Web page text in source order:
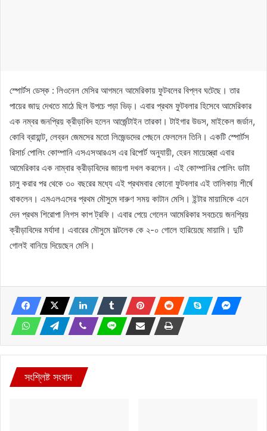
স্পোর্টস ডেস্ক : লিওনেল মেসির আগমনে আমেরিকায় ফুটবলের বিপ্লব ঘটেছে। তার
পায়ের জাদু দেখতে মাঠে ছিল উপচে পড়া ভিড়। এবার প্রথম ফুটবলার হিসেবে আমেরিকার
এক নম্বর জনপ্রিয় ক্রীড়াবিদ হলেন আর্জেন্টাইন তারকা। টাইগার উডস, মাইকেল জর্ডান,
কোবি ব্রায়ান্ট, লেব্রন জেমসের মতো লিজেন্ডদের পেছনে ফেললেন তিনি। একটি স্পোর্টস
রিসার্চ পোলিং কোম্পানি এসএসআরএস এর রিপোর্ট অনুযায়ী, হেরন মায়েস্ত্রো এবার
আমেরিকার এক নাম্বার ক্রীড়াবিদের জায়গা দখল করলেন। এই কোম্পানির পোলিং ডাটা
চালু করার পর থেকে ৩০ বছরের মধ্যে এই প্রথমবার কোনো ফুটবলার এই তালিকায় শীর্ষে
থাকলেন। এমএলএসের প্রথম মৌসুমে দারুণ সময় কাটান মেসি। ইন্টার মায়ামিকে এনে
দেন প্রথম শিরোপা লিগস কাপ ট্রফি। এবার পেয়ে গেলেন আমেরিকার সবচেয়ে জনপ্রিয়
ক্রীড়াবিদের মর্যাদা। এবারের মৌসুমে সল্টলেক কে ২-০ গোলে হারিয়েছে মায়ামি। দুটি
গোলই বানিয়ে দিয়েছেন মেসি।
সংশ্লিষ্ট সংবাদ